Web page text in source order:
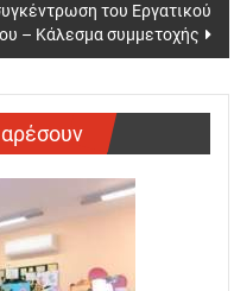
του Εργατικού
– Κάλεσμα συμμετοχής